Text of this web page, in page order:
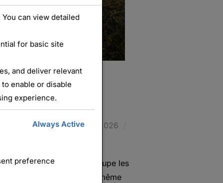
de Charmes
Publié
3 mars 2026
de Gerbéviller regroupe les
Créée en 1920, en même
can view detailed
for basic site
and deliver relevant
enable or disable
experience.
Always Active
preference